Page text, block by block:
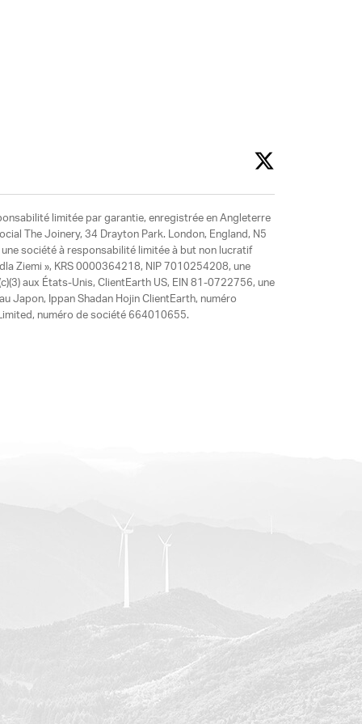
limitée par garantie, enregistrée en Angleterre
The Joinery, 34 Drayton Park. London, England, N5
société à responsabilité limitée à but non lucratif
Ziemi », KRS 0000364218, NIP 7010254208, une
aux États-Unis, ClientEarth US, EIN 81-0722756, une
Japon, Ippan Shadan Hojin ClientEarth, numéro
numéro de société 664010655.